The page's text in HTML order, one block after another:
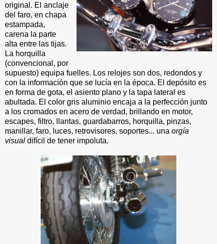
original. El anclaje
del faro, en chapa
estampada,
carena la parte
alta entre las tijas.
La horquilla
(convencional, por
supuesto) equipa fuelles. Los relojes son dos, redondos y
con la información que se lucía en la época. El depósito es
en forma de gota, el asiento plano y la tapa lateral es
abultada. El color gris aluminio encaja a la perfección junto
a los cromados en acero de verdad, brillando en motor,
escapes, filtro, llantas, guardabarros, horquilla, pinzas,
manillar, faro, luces, retrovisores, soportes... una orgía
visual difícil de tener impoluta.